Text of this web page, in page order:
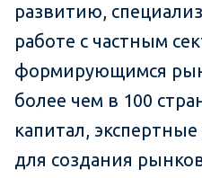
развитию,
работе с частным
формирующимся
более чем в 100
капитал,
для создания